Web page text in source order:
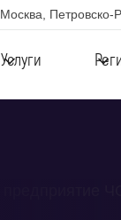
Москва, Петровско-
Услуги